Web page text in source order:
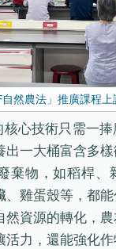
自然農法」推廣課程
核心技術只需一
一大桶富含多
棄物，如稻桿、
、雞蛋殼等，都
然資源的轉化，
活力，還能強化